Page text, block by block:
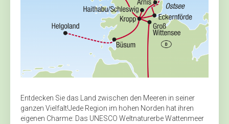
Entdecken Sie das Land zwischen den Meeren in seiner
ganzen Vielfalt!Jede Region im hohen Norden hat ihren
eigenen Charme: Das UNESCO Weltnaturerbe Wattenmeer